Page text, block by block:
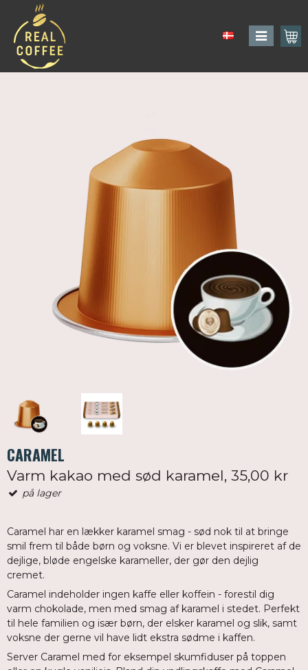
CARAMEL
Varm kakao med sød karamel, 35,00 kr
på lager
Caramel har en lækker karamel smag - sød nok til at bringe
smil frem til både børn og voksne. Vi er blevet inspireret af de
dejlige, bløde engelske karameller, der gør den dejlig
cremet.
Caramel indeholder ingen kaffe eller koffein - forestil dig
varm chokolade, men med smag af karamel i stedet. Perfekt
til hele familien og især børn, der elsker karamel og slik, samt
voksne der gerne vil have lidt ekstra sødme i kaffen.
Server Caramel med for eksempel skumfiduser på toppen